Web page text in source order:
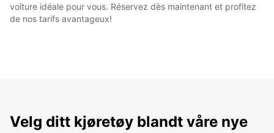
voiture idéale pour vous. Réservez dès maintenant et profitez
de nos tarifs avantageux!
Velg ditt kjøretøy blandt våre nye